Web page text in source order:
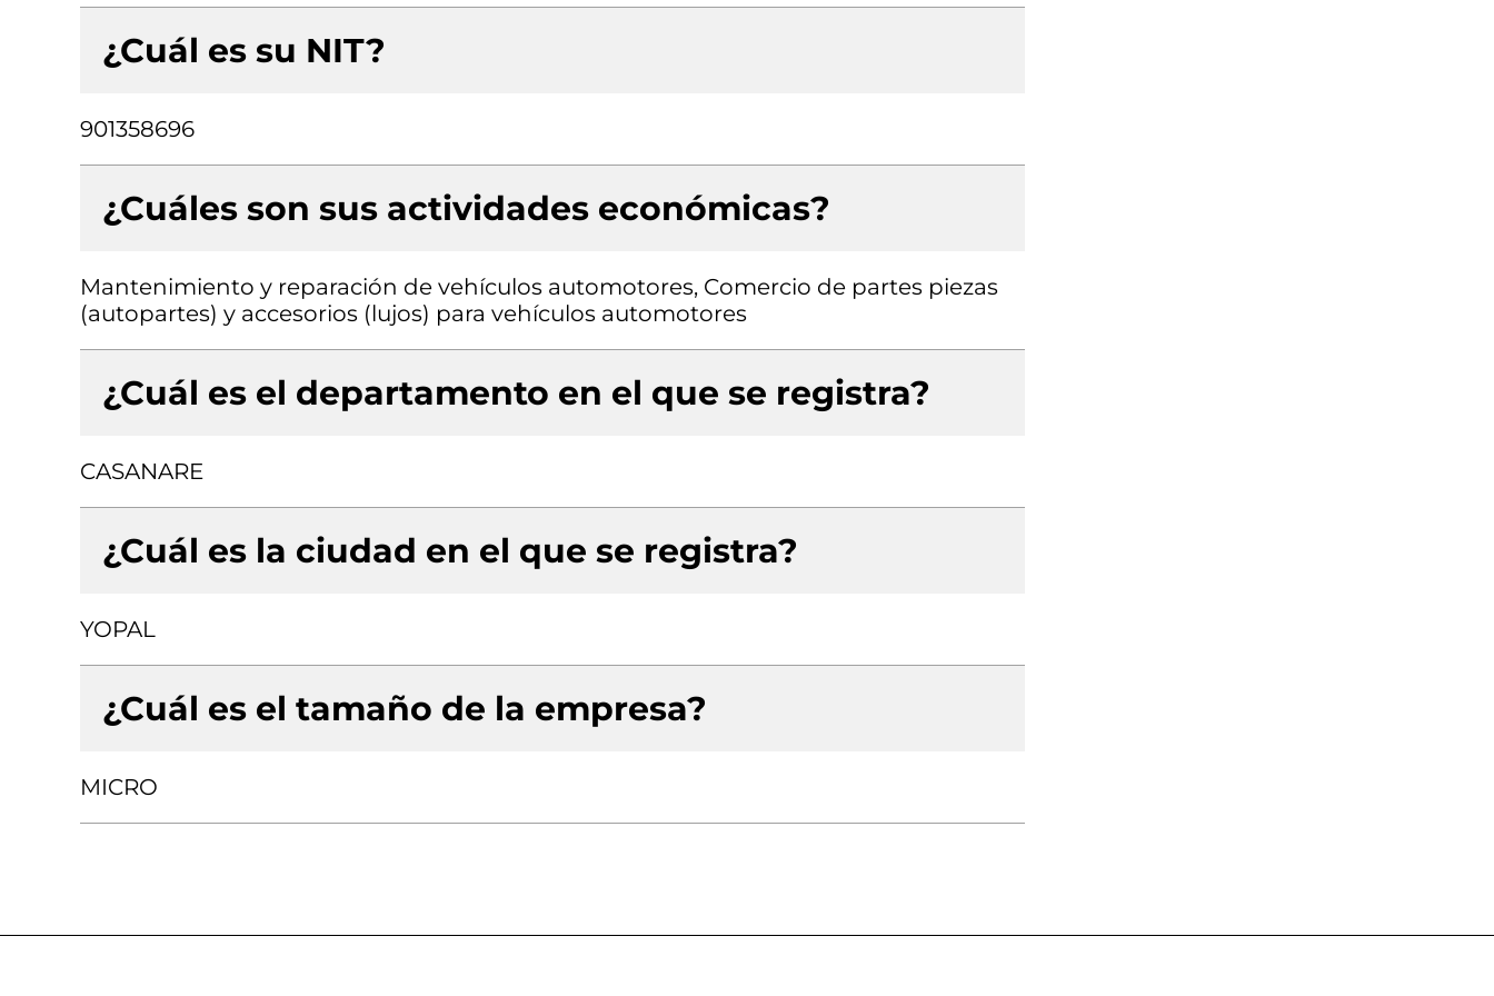
¿Cuál es su NIT?
901358696
¿Cuáles son sus actividades económicas?
Mantenimiento y reparación de vehículos automotores, Comercio de partes piezas
(autopartes) y accesorios (lujos) para vehículos automotores
¿Cuál es el departamento en el que se registra?
CASANARE
¿Cuál es la ciudad en el que se registra?
YOPAL
¿Cuál es el tamaño de la empresa?
MICRO